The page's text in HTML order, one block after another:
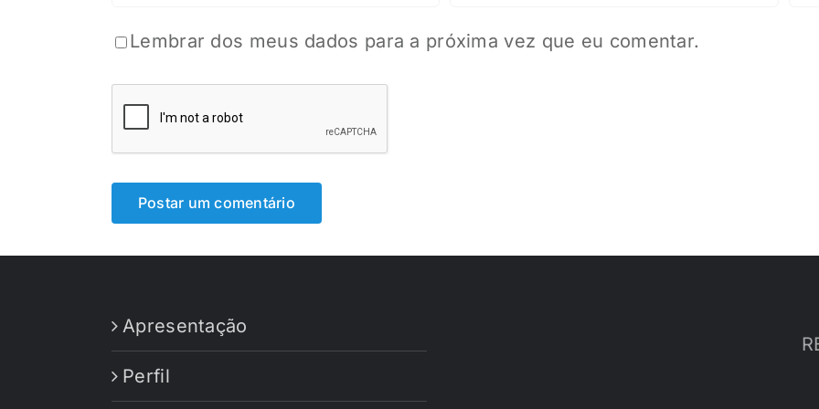
Lembrar dos meus dados para a próxima vez que eu comentar.
Apresentação
Perfil